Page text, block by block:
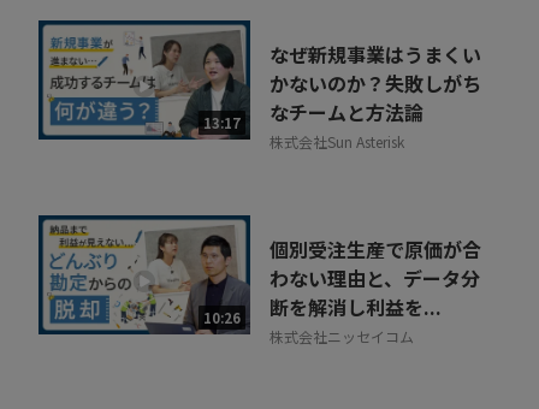
13:17
なぜ新規事業はうまくい
かないのか？失敗しがち
なチームと方法論
株式会社Sun Asterisk
10:26
個別受注生産で原価が合
わない理由と、データ分
断を解消し利益を...
株式会社ニッセイコム